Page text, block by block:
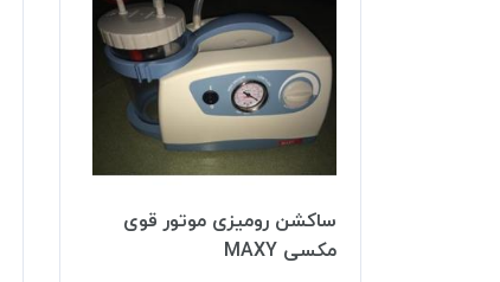
ساکشن رومیزی موتور قوی
مکسی MAXY